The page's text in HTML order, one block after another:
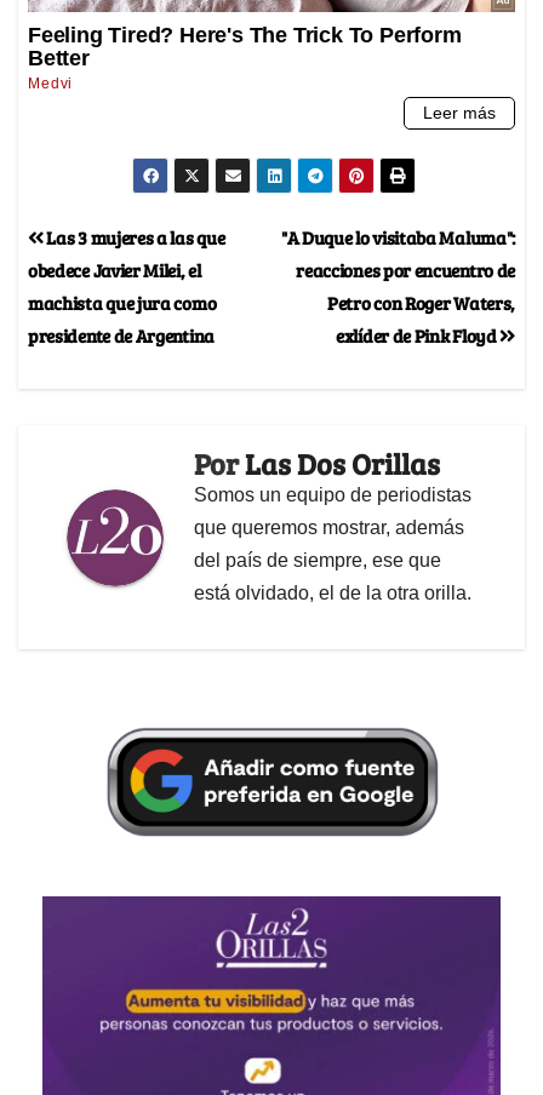
"A Duque lo visitaba Maluma":
reacciones por encuentro de
Petro con Roger Waters,
exlíder de Pink Floyd
Las 3 mujeres a las que
obedece Javier Milei, el
machista que jura como
presidente de Argentina
PorLas Dos Orillas
Somos un equipo de periodistas
que queremos mostrar, además
del país de siempre, ese que
está olvidado, el de la otra orilla.